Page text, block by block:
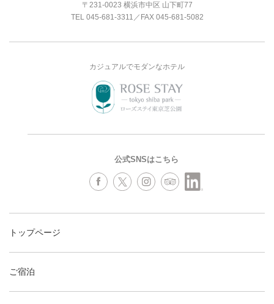
〒231-0023 横浜市中区 山下町77
TEL 045-681-3311 ／FAX 045-681-5082
カジュアルでモダンなホテル
公式SNSはこちら
トップページ
ご宿泊